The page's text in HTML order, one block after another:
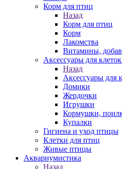
Корм для птиц
Назад
Корм для птиц
Корм
Лакомства
Витамины,
Аксессуары для
Назад
Аксессуары для
Домики
Жердочки
Игрушки
Кормушки,
Купалки
Гигиена и уход птицы
Клетки для птиц
Живые птицы
Аквариумистика
Назад